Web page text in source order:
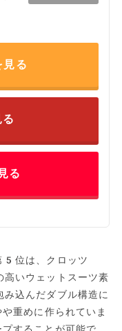
る
る
5位は、クロッツ
いウェットスーツ素
込んだダブル構造に
重めに作られていま